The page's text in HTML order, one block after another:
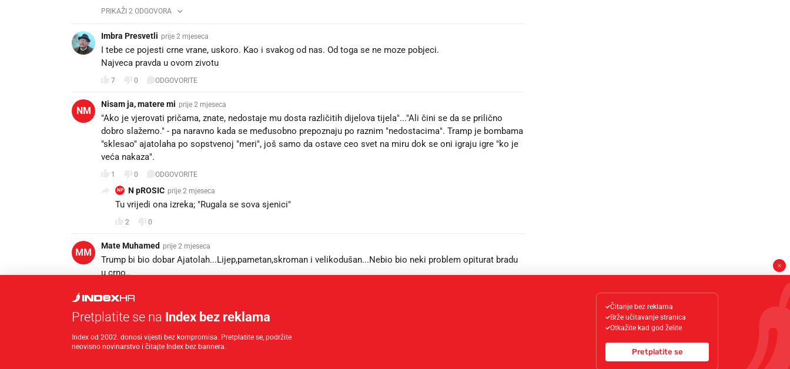
PRIKAŽI 2 ODGOVORA
Imbra Presvetli prije 2 mjeseca
I tebe ce pojesti crne vrane, uskoro. Kao i svakog od nas. Od toga se ne moze pobjeci.
Najveca pravda u ovom zivotu
7 0 ODGOVORITE
NM
Nisam ja, matere mi prije 2 mjeseca
"Ako je vjerovati pričama, znate, nedostaje mu dosta različitih dijelova tijela"..."Ali čini se da se prilično
dobro slažemo." - pa naravno kada se međusobno prepoznaju po raznim "nedostacima". Tramp je bombama
"sklesao" ajatolaha po sopstvenoj "meri", još samo da ostave ceo svet na miru dok se oni igraju igre "ko je
veća nakaza".
1 0 ODGOVORITE
NP N pROSIC prije 2 mjeseca
Tu vrijedi ona izreka; "Rugala se sova sjenici"
2 0
MM
Mate Muhamed prije 2 mjeseca
Trump bi bio dobar Ajatolah...Lijep,pametan,skroman i velikodušan...Nebio bio neki problem opiturat bradu
u crno..
DV
Darko Vincetic prije 2 mjeseca
1 0 ODGOVORITE
Pretplatite se na Index bez reklama
Index od 2002. donosi vijesti bez kompromisa. Pretplatite se, podržite
neovisno novinarstvo i čitajte Index bez bannera.
Čitanje bez reklama
Brže učitavanje stranica
Otkažite kad god želite
Pretplatite se